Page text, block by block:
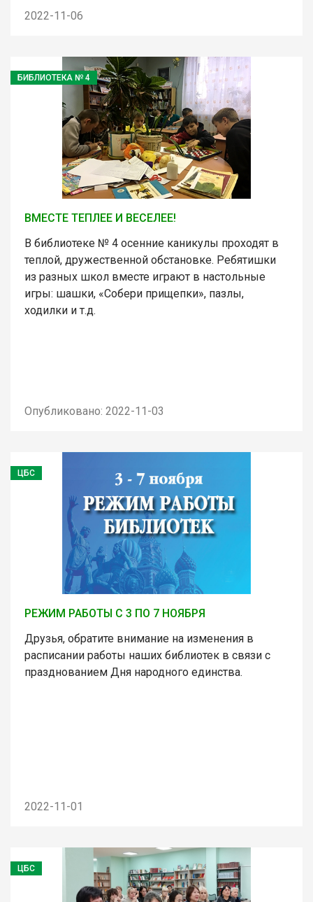
2022-11-06
БИБЛИОТЕКА № 4
ВМЕСТЕ ТЕПЛЕЕ И ВЕСЕЛЕЕ!
В библиотеке № 4 осенние каникулы проходят в
теплой, дружественной обстановке. Ребятишки
из разных школ вместе играют в настольные
игры: шашки, «Собери прищепки», пазлы,
ходилки и т.д.
Опубликовано: 2022-11-03
ЦБС
РЕЖИМ РАБОТЫ С 3 ПО 7 НОЯБРЯ
Друзья, обратите внимание на изменения в
расписании работы наших библиотек в связи с
празднованием Дня народного единства.
2022-11-01
ЦБС